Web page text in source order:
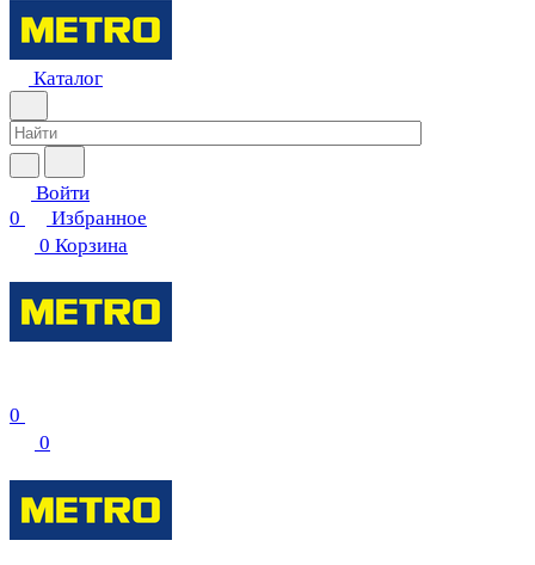
Каталог
Войти
0
Избранное
0 Корзина
0
0